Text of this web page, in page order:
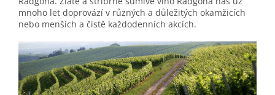
mnoho let doprovází v různých a důležitých okamžicích
nebo menších a čistě každodenních akcích.